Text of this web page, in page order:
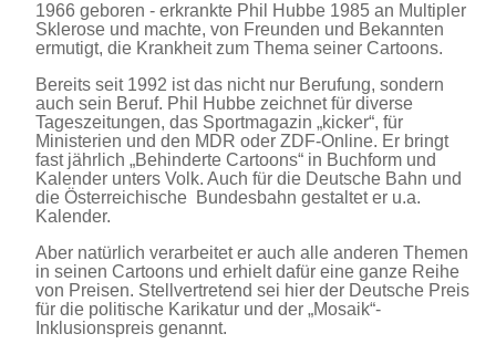
1966 geboren - erkrankte Phil Hubbe 1985 an Multipler
Sklerose und machte, von Freunden und Bekannten
ermutigt, die Krankheit zum Thema seiner Cartoons.
Bereits seit 1992 ist das nicht nur Berufung, sondern
auch sein Beruf. Phil Hubbe zeichnet für diverse
Tageszeitungen, das Sportmagazin „kicker“, für
Ministerien und den MDR oder ZDF-Online. Er bringt
fast jährlich „Behinderte Cartoons“ in Buchform und
Kalender unters Volk. Auch für die Deutsche Bahn und
die Österreichische Bundesbahn gestaltet er u.a.
Kalender.
Aber natürlich verarbeitet er auch alle anderen Themen
in seinen Cartoons und erhielt dafür eine ganze Reihe
von Preisen. Stellvertretend sei hier der Deutsche Preis
für die politische Karikatur und der „Mosaik“-
Inklusionspreis genannt.